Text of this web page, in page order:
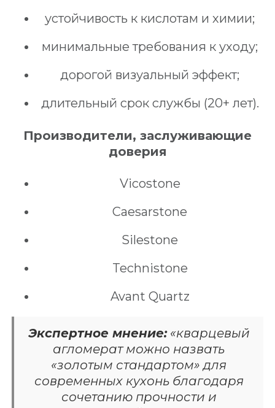
устойчивость к кислотам и химии;
минимальные требования к уходу;
дорогой визуальный эффект;
длительный срок службы (20+ лет).
Производители, заслуживающие
доверия
Vicostone
Caesarstone
Silestone
Technistone
Avant Quartz
Экспертное мнение:«кварцевый
агломерат можно назвать
«золотым стандартом» для
современных кухонь благодаря
сочетанию прочности и